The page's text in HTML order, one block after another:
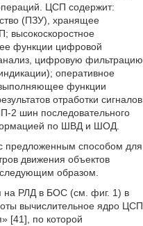
ЦСП содержит:
(ПЗУ), хранящее
высокоскоростное
функции цифровой
цифровую фильтрацию
оперативное
функции
отработки сигналов
2 шин последовательного
по ШВД и ШОД.
предложенным способом для
движения объектов
образом.
на РЛД в БОС (см. фиг. 1) в
вычислительное ядро ЦСП
[41], по которой